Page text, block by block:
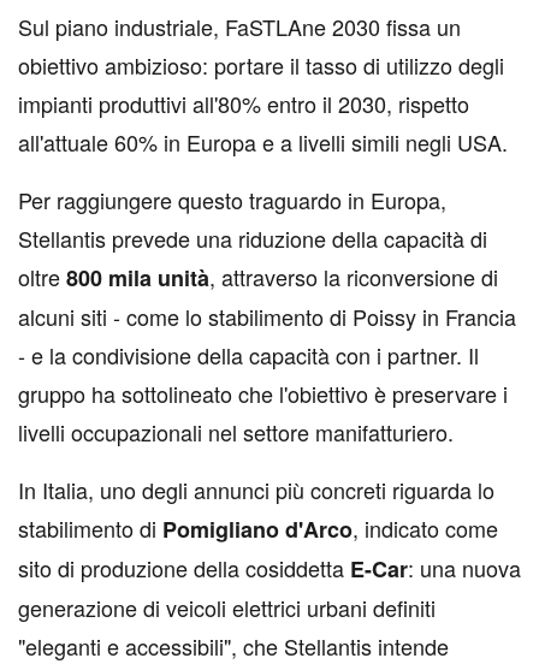
Sul piano industriale, FaSTLAne 2030 fissa un
obiettivo ambizioso: portare il tasso di utilizzo degli
impianti produttivi all'80% entro il 2030, rispetto
all'attuale 60% in Europa e a livelli simili negli USA.
Per raggiungere questo traguardo in Europa,
Stellantis prevede una riduzione della capacità di
oltre800 mila unità, attraverso la riconversione di
alcuni siti - come lo stabilimento di Poissy in Francia
- e la condivisione della capacità con i partner. Il
gruppo ha sottolineato che l'obiettivo è preservare i
livelli occupazionali nel settore manifatturiero.
In Italia, uno degli annunci più concreti riguarda lo
stabilimento di Pomigliano d'Arco, indicato come
sito di produzione della cosiddetta E-Car: una nuova
generazione di veicoli elettrici urbani definiti
"eleganti e accessibili", che Stellantis intende